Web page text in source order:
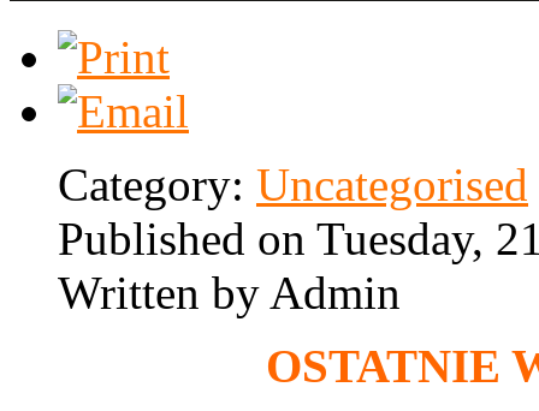
Category: Uncategorised
Published on Tuesday,
Written by Admin
OSTATNIE